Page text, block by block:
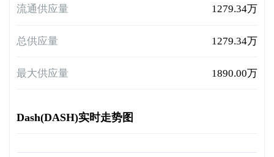
流通供应量 1279.34万
总供应量 1279.34万
最大供应量 1890.00万
Dash(DASH)实时走势图